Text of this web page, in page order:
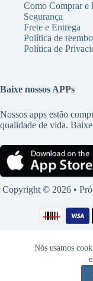
Nós usamos
Como Comprar e
Segurança
Frete e Entrega
Política de
Política de
Baixe nossos APPs
Nossos apps estão
qualidade de vida.
Copyright © 2026 •